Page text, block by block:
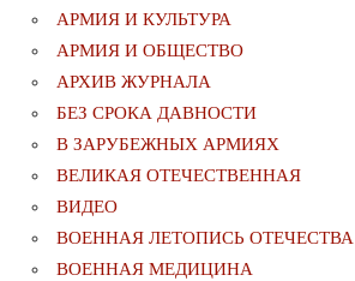
АРМИЯ И КУЛЬТУРА
АРМИЯ И ОБЩЕСТВО
АРХИВ ЖУРНАЛА
БЕЗ СРОКА ДАВНОСТИ
В ЗАРУБЕЖНЫХ АРМИЯХ
ВЕЛИКАЯ ОТЕЧЕСТВЕННАЯ
ВИДЕО
ВОЕННАЯ ЛЕТОПИСЬ ОТЕЧЕСТВА
ВОЕННАЯ МЕДИЦИНА